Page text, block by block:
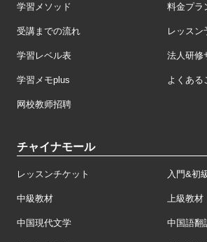
学習メソッド 料金プラ
受講までの流れ レッスン
学習レベル表 法人研修
学習メモplus よくある
网校教师招聘
チャイナモール
レッスンチケット 入門&初
中級教材 上級教材
中国現代文学 中国語翻